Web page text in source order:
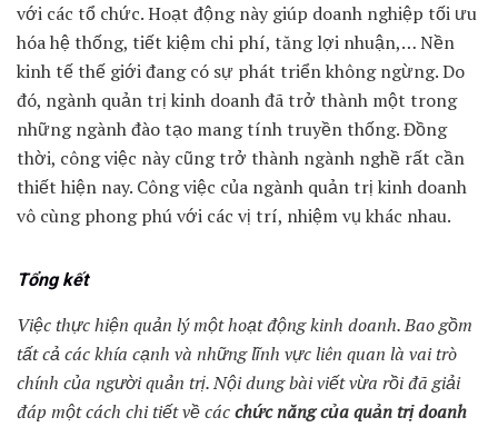
với các tổ chức. Hoạt động này giúp doanh nghiệp tối ưu
hóa hệ thống, tiết kiệm chi phí, tăng lợi nhuận,… Nền
kinh tế thế giới đang có sự phát triển không ngừng. Do
đó, ngành quản trị kinh doanh đã trở thành một trong
những ngành đào tạo mang tính truyền thống. Đồng
thời, công việc này cũng trở thành ngành nghề rất cần
thiết hiện nay. Công việc của ngành quản trị kinh doanh
vô cùng phong phú với các vị trí, nhiệm vụ khác nhau.
Tổng kết
Việc thực hiện quản lý một hoạt động kinh doanh. Bao gồm
tất cả các khía cạnh và những lĩnh vực liên quan là vai trò
chính của người quản trị. Nội dung bài viết vừa rồi đã giải
đáp một cách chi tiết về cácchức năng của quản trị doanh